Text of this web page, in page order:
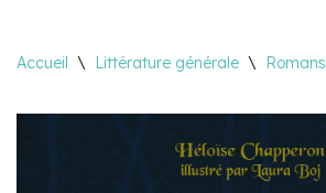
Accueil \ Littérature générale \ Romans